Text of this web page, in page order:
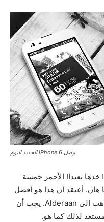
وصل iPhone 6 الجديد اليوم
بعيدا! الأحمر خمسة
هان. أعتقد أن هذا هو أفضل
ما لديك ، أليس كذلك؟ الدران؟ لن أذهب إلى Alderaan. يجب أن
لذلك كما هو.